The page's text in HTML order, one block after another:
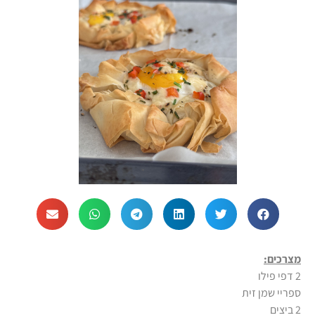
מצרכים:
2 דפי פילו
ספריי שמן זית
2 ביצים